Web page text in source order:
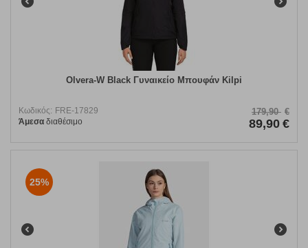
Olvera-W Black Γυναικείο Μπουφάν Kilpi
Κωδικός: FRE-17829
Άμεσα διαθέσιμο
179,90 €
89,90 €
25%